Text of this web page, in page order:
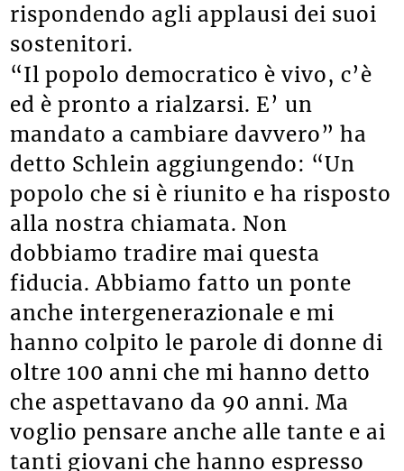
rispondendo agli applausi dei suoi
sostenitori.
“Il popolo democratico è vivo, c’è
ed è pronto a rialzarsi. E’ un
mandato a cambiare davvero” ha
detto Schlein aggiungendo: “Un
popolo che si è riunito e ha risposto
alla nostra chiamata. Non
dobbiamo tradire mai questa
fiducia. Abbiamo fatto un ponte
anche intergenerazionale e mi
hanno colpito le parole di donne di
oltre 100 anni che mi hanno detto
che aspettavano da 90 anni. Ma
voglio pensare anche alle tante e ai
tanti giovani che hanno espresso